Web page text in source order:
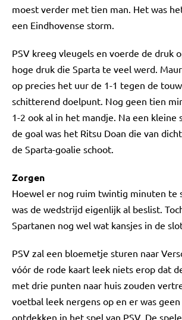
moest verder met tien man. Het was
een Eindhovense storm.
PSV kreeg vleugels en voerde de druk
hoge druk die Sparta te veel werd.
op precies het uur de 1-1 tegen de
schitterend doelpunt. Nog geen tien
1-2 ook al in het mandje. Na een kleine
de goal was het Ritsu Doan die van
de Sparta-goalie schoot.
Zorgen
Hoewel er nog ruim twintig minuten te
was de wedstrijd eigenlijk al beslist.
Spartanen nog wel wat kansjes in de
PSV zal een bloemetje sturen naar
vóór de rode kaart leek niets erop dat
met drie punten naar huis zouden
voetbal leek nergens op en er was
ontdekken in het spel van PSV. De